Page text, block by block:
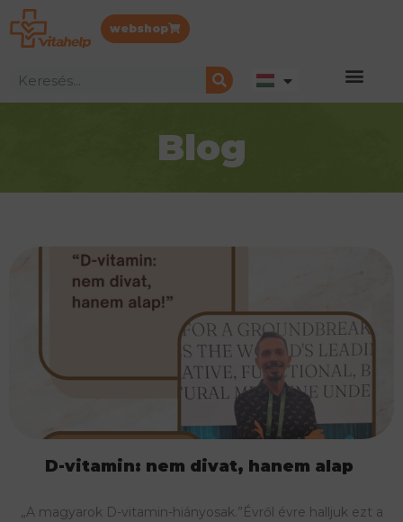
webshop
Blog
D-vitamin: nem divat, hanem alap
„A magyarok D-vitamin-hiányosak.”Évről évre halljuk ezt a